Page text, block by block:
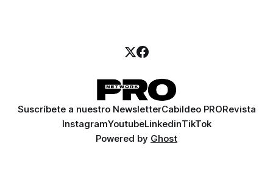
Suscríbete a nuestro NewsletterCabildeo PRORevista
InstagramYoutubeLinkedinTikTok
Powered by Ghost